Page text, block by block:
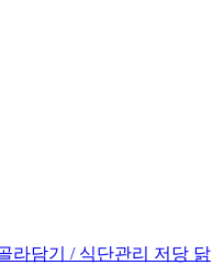
라담기 / 식단관리 저당 닭